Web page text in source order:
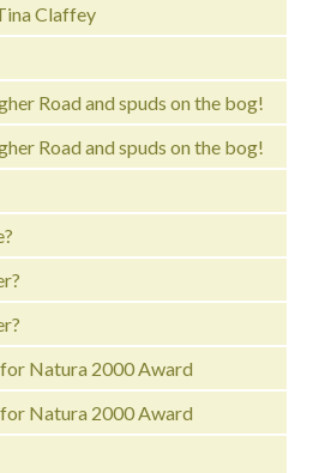
Claffey
Road and spuds on the bog!
Road and spuds on the bog!
Natura 2000 Award
Natura 2000 Award